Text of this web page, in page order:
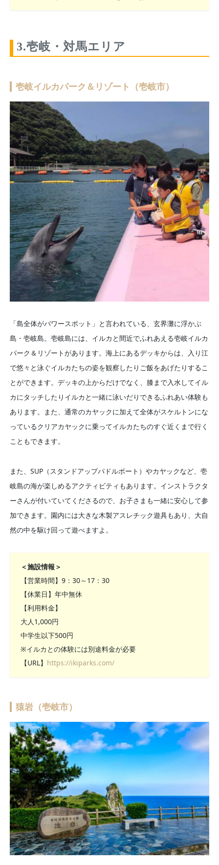
3.壱岐・対馬エリア
壱岐イルカパーク＆リゾート（壱岐市）
「島全体がパワースポット」と言われている、玄界灘に浮かぶ
島・壱岐島。壱岐島には、イルカと間近でふれあえる壱岐イルカ
パーク＆リゾートがあります。海上にあるデッキからは、入り江
で悠々と泳ぐイルカたちの姿を観察したりご飯をあげたりするこ
とができます。デッキの上からだけでなく、膝まで入水してイル
カにタッチしたりイルカと一緒に泳いだりできるふれあい体験も
あります。また、通常のカヤックに加えて全体がスケルトンにな
っているクリアカヤックに乗ってイルカたちのすぐ近くまで行く
こともできます。
また、SUP（スタンドアップパドルボート）やカヤックなど、壱
岐島の海が楽しめるアクティビティもあります。インストラクタ
ーさんが付いていてくださるので、お子さまも一緒に安心して参
加できます。園内には大きな木製アスレチック遊具もあり、大自
然の中を駆け回って遊べますよ。
＜施設情報＞
【営業時間】9：30～17：30
【休業日】年中無休
【利用料金】
大人1,000円
中学生以下500円
※イルカとの体験には別途料金が必要
【URL】 https://ikiparks.com/
猿岩（壱岐市）